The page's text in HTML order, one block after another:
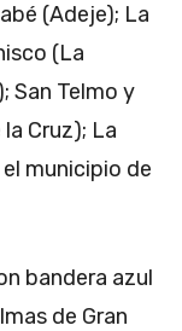
(Adeje); La
(La
San Telmo y
Cruz); La
municipio de
bandera azul
de Gran